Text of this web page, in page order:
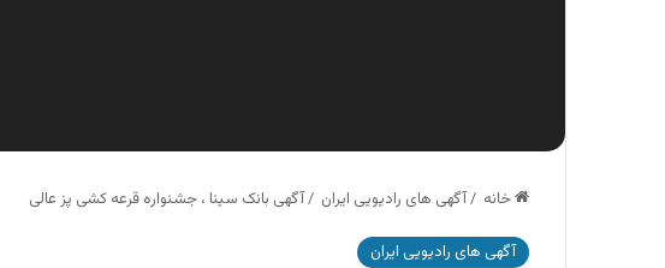
خانه /آگهی های رادیویی ایران /آگهی بانک سینا ، جشنواره قرعه کشی پز عالی
آگهی های رادیویی ایران